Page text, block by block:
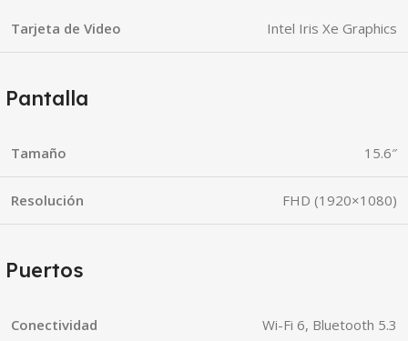
Tarjeta de Video Intel Iris Xe Graphics
Pantalla
Tamaño 15.6″
Resolución FHD (1920×1080)
Puertos
Conectividad Wi-Fi 6, Bluetooth 5.3